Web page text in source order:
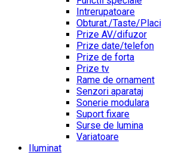
Intrerupatoare
Obturat./Taste/Placi
Prize AV/difuzor
Prize date/telefon
Prize de forta
Prize tv
Rame de ornament
Senzori aparataj
Sonerie modulara
Suport fixare
Surse de lumina
Variatoare
Iluminat